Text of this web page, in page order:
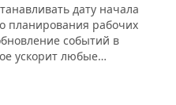
дату начала
планирования рабочих
событий в
ускорит любые